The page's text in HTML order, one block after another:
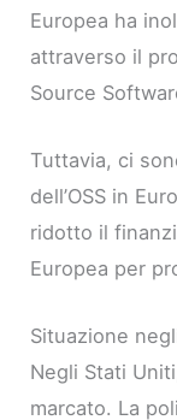
Europea ha
attraverso il
Source
Tuttavia, ci
dell’OSS in
ridotto il
Europea per
Situazione
Negli Stati
marcato. La